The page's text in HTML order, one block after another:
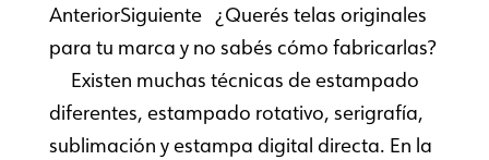
AnteriorSiguiente ¿Querés telas originales
para tu marca y no sabés cómo fabricarlas?
Existen muchas técnicas de estampado
diferentes, estampado rotativo, serigrafía,
sublimación y estampa digital directa. En la